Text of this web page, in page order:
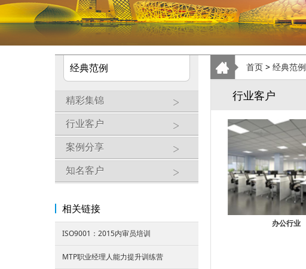
经典范例
精彩集锦
行业客户
案例分享
知名客户
相关链接
ISO9001：2015内审员培训
MTP职业经理人能力提升训练营
首页 > 经典范例
行业客户
办公行业